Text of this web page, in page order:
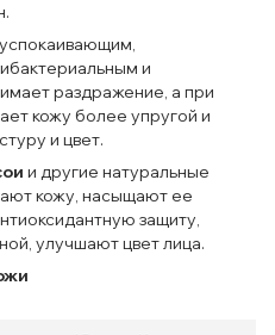
и
раздражение, а при
кожу более упругой и
и цвет.
и другие натуральные
кожу, насыщают ее
защиту,
улучшают цвет лица.